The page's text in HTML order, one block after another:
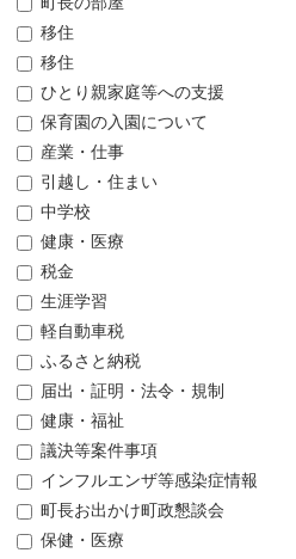
移住
移住
ひとり親家庭等への支援
保育園の入園について
産業・仕事
引越し・住まい
中学校
健康・医療
税金
生涯学習
軽自動車税
ふるさと納税
届出・証明・法令・規制
健康・福祉
議決等案件事項
インフルエンザ等感染症情報
町長お出かけ町政懇談会
保健・医療